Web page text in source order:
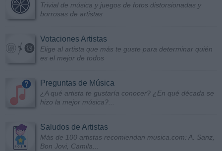
Trivial de música y juegos de fotos distorsionadas y
borrosas de artistas
Votaciones Artistas
Elige al artista que más te guste para determinar quién
es el mejor de todos
Preguntas de Música
¿A qué artista te gustaría conocer? ¿En qué década se
hizo la mejor música?...
Saludos de Artistas
Más de 100 artistas recomiendan musica.com: A. Sanz,
Bon Jovi, Camila...